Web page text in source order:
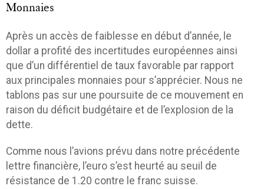
Monnaies
Après un accès de faiblesse en début d’année, le
dollar a profité des incertitudes européennes ainsi
que d’un différentiel de taux favorable par rapport
aux principales monnaies pour s’apprécier. Nous ne
tablons pas sur une poursuite de ce mouvement en
raison du déficit budgétaire et de l’explosion de la
dette.
Comme nous l’avions prévu dans notre précédente
lettre financière, l’euro s’est heurté au seuil de
résistance de 1.20 contre le franc suisse.